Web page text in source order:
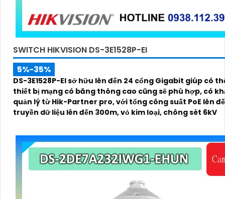
SWITCH HIKVISION DS-3E1528P-EI
5%-35%
DS-3E1528P-EI sở hữu lên đến 24 cổng Gigabit giúp có
thiết bị mạng có băng thông cao cũng sẽ phù hợp, có
quản lý từ Hik-Partner pro, với tổng công suất PoE lên
truyền dữ liệu lên đến 300m, vỏ kim loại, chông sét 6kV